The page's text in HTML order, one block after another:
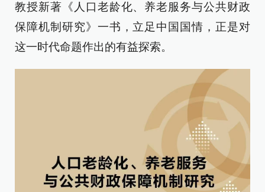
教授新著《人口老龄化、养老服务与公共财政
保障机制研究》一书，立足中国国情，正是对
这一时代命题作出的有益探索。